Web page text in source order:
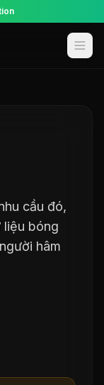
cầu đó,
liệu bóng
hâm